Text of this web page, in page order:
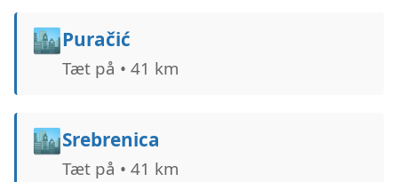
🏙️Puračić
Tæt på • 41 km
🏙️Srebrenica
Tæt på • 41 km